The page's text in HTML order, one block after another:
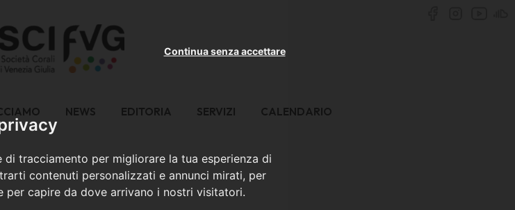
tracciamento per migliorare la tua esperienza di
contenuti personalizzati e annunci mirati, per
capire da dove arrivano i nostri visitatori.
Continua senza accettare
NEWS EDITORIA SERVIZI CALENDARIO